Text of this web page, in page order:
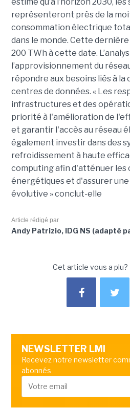
représenteront près de la
consommation électrique
dans le monde. Cette
200 TWh à cette date.
l’approvisionnement du
répondre aux besoins liés à
centres de données. « Les
infrastructures et des
priorité à l'amélioration de
et garantir l'accès au réseau
également investir dans des
refroidissement à haute
computing afin d'atténuer les
énergétiques et d'assurer
évolutive » conclut-elle
Article rédigé par
Andy Patrizio, IDG NS (adapté
Cet article vous a plu?
NEWSLETTER LMI
Recevez notre newsletter
abonnés